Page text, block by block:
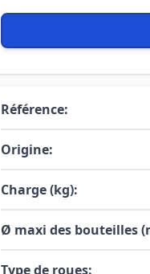
Référence:
Origine:
Charge (kg):
Ø maxi des bouteilles
Type de roues: